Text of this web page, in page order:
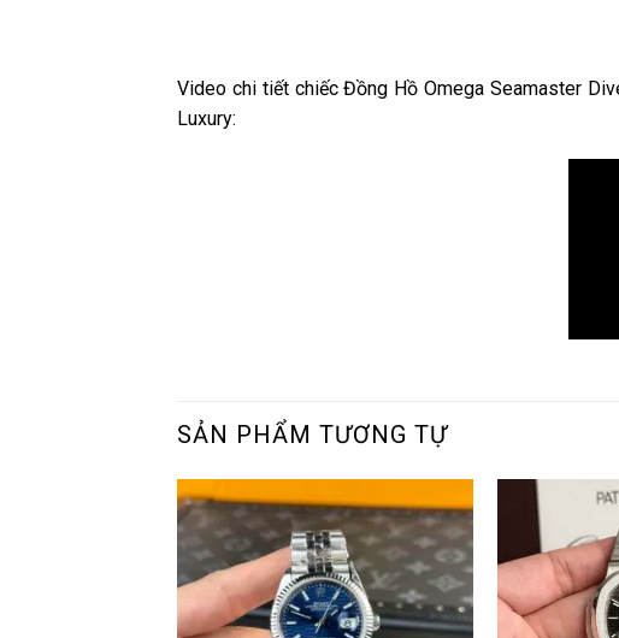
Video chi tiết chiếc Đồng Hồ Omega Seamaster
Luxury:
SẢN PHẨM TƯƠNG TỰ